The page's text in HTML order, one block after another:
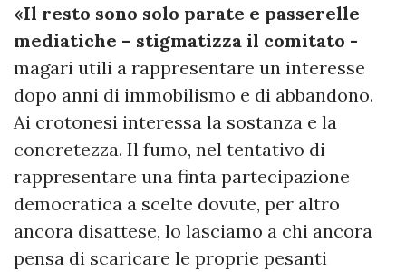
«Il resto sono solo parate e passerelle
mediatiche – stigmatizza il comitato -
magari utili a rappresentare un interesse
dopo anni di immobilismo e di abbandono.
Ai crotonesi interessa la sostanza e la
concretezza. Il fumo, nel tentativo di
rappresentare una finta partecipazione
democratica a scelte dovute, per altro
ancora disattese, lo lasciamo a chi ancora
pensa di scaricare le proprie pesanti